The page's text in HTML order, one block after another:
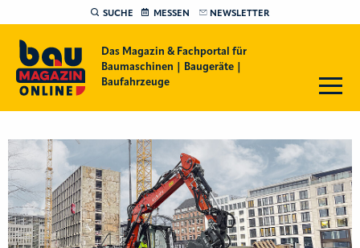
SUCHE MESSEN NEWSLETTER
Das Magazin & Fachportal für
Baumaschinen | Baugeräte |
Baufahrzeuge